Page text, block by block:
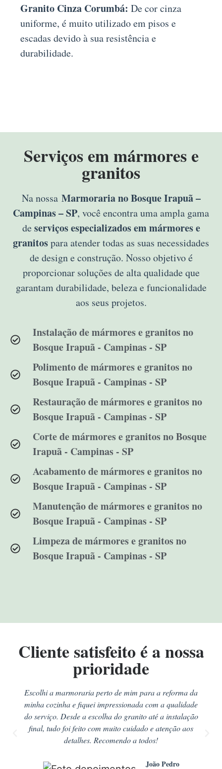
Granito Cinza Corumbá: De cor cinza
uniforme, é muito utilizado em pisos e
escadas devido à sua resistência e
durabilidade.
Serviços em mármores e
granitos
Na nossa Marmoraria no Bosque Irapuã –
Campinas – SP, você encontra uma ampla gama
de serviços especializados em mármores e
granitospara atender todas as suas necessidades
de design e construção. Nosso objetivo é
proporcionar soluções de alta qualidade que
garantam durabilidade, beleza e funcionalidade
aos seus projetos.
Instalação de mármores e granitos no
Bosque Irapuã - Campinas - SP
Polimento de mármores e granitos no
Bosque Irapuã - Campinas - SP
Restauração de mármores e granitos no
Bosque Irapuã - Campinas - SP
Corte de mármores e granitos no Bosque
Irapuã - Campinas - SP
Acabamento de mármores e granitos no
Bosque Irapuã - Campinas - SP
Manutenção de mármores e granitos no
Bosque Irapuã - Campinas - SP
Limpeza de mármores e granitos no
Bosque Irapuã - Campinas - SP
Cliente satisfeito é a nossa
prioridade
Escolhi a marmoraria perto de mim para a reforma da
minha cozinha e fiquei impressionada com a qualidade
do serviço. Desde a escolha do granito até a instalação
final, tudo foi feito com muito cuidado e atenção aos
detalhes. Recomendo a todos!
João Pedro